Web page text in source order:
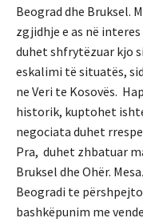
Beograd dhe Bruksel.
zgjidhje e as në
duhet shfrytëzuar kjo
eskalimi të situatës,
ne Veri te Kosovës.
historik, kuptohet
negociata duhet
Pra, duhet zhbatuar
Bruksel dhe Ohër.
Beogradi te
bashkëpunim me